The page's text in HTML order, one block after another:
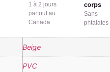
1 à 2 jours
partout au
Canada
corps
Sans
phtalates
Beige
PVC